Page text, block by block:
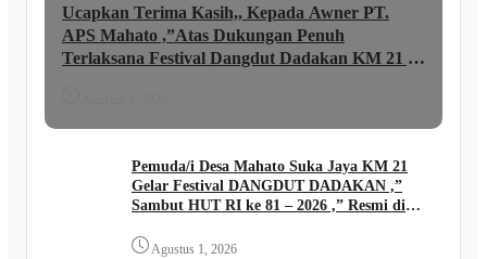
Ucapkan Terima Kasih,, Kepada Awner PT.
APS Mahato ,”Atas Dukungan Penuh
Terlaksana Festival Dangdut Dadakan KM 21 ,,
Pemuda/i Desa Mahato Suka Jaya KM 21
Gelar Festival DANGDUT DADAKAN ,”
Sambut HUT RI ke 81 – 2026 ,” Resmi di
Agustus 1, 2026